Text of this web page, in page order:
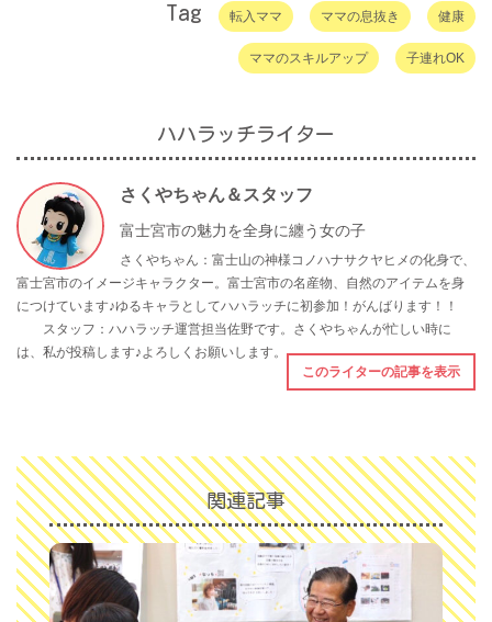
Tag 転入ママ ママの息抜き 健康
ママのスキルアップ 子連れOK
ハハラッチライター
さくやちゃん＆スタッフ
富士宮市の魅力を全身に纏う女の子
さくやちゃん：富士山の神様コノハナサクヤヒメの化身で、
富士宮市のイメージキャラクター。富士宮市の名産物、自然のアイテムを身
につけています♪ゆるキャラとしてハハラッチに初参加！がんばります！！
スタッフ：ハハラッチ運営担当佐野です。さくやちゃんが忙しい時に
は、私が投稿します♪よろしくお願いします。
このライターの記事を表示
関連記事